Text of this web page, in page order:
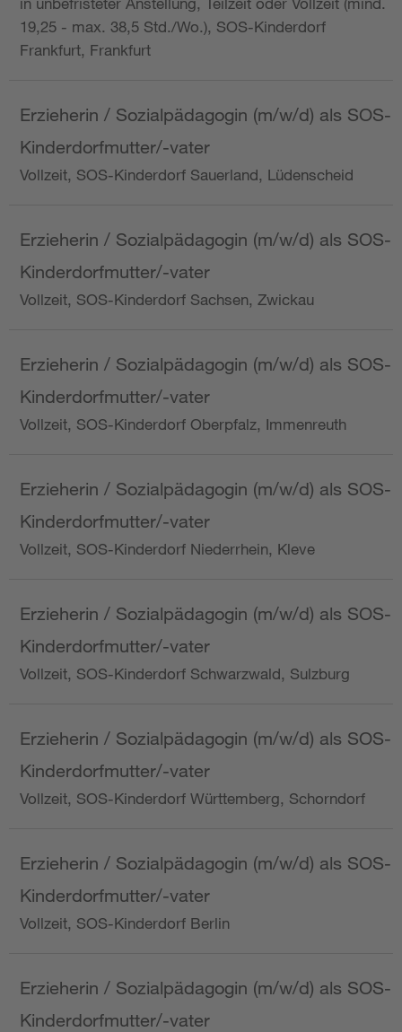
19,25 - max. 38,5 Std./Wo.), SOS-Kinderdorf
Frankfurt, Frankfurt
Erzieherin / Sozialpädagogin (m/w/d) als SOS-
Kinderdorfmutter/-vater
Vollzeit, SOS-Kinderdorf Sauerland, Lüdenscheid
Erzieherin / Sozialpädagogin (m/w/d) als SOS-
Kinderdorfmutter/-vater
Vollzeit, SOS-Kinderdorf Sachsen, Zwickau
Erzieherin / Sozialpädagogin (m/w/d) als SOS-
Kinderdorfmutter/-vater
Vollzeit, SOS-Kinderdorf Oberpfalz, Immenreuth
Erzieherin / Sozialpädagogin (m/w/d) als SOS-
Kinderdorfmutter/-vater
Vollzeit, SOS-Kinderdorf Niederrhein, Kleve
Erzieherin / Sozialpädagogin (m/w/d) als SOS-
Kinderdorfmutter/-vater
Vollzeit, SOS-Kinderdorf Schwarzwald, Sulzburg
Erzieherin / Sozialpädagogin (m/w/d) als SOS-
Kinderdorfmutter/-vater
Vollzeit, SOS-Kinderdorf Württemberg, Schorndorf
Erzieherin / Sozialpädagogin (m/w/d) als SOS-
Kinderdorfmutter/-vater
Vollzeit, SOS-Kinderdorf Berlin
Erzieherin / Sozialpädagogin (m/w/d) als SOS-
Kinderdorfmutter/-vater